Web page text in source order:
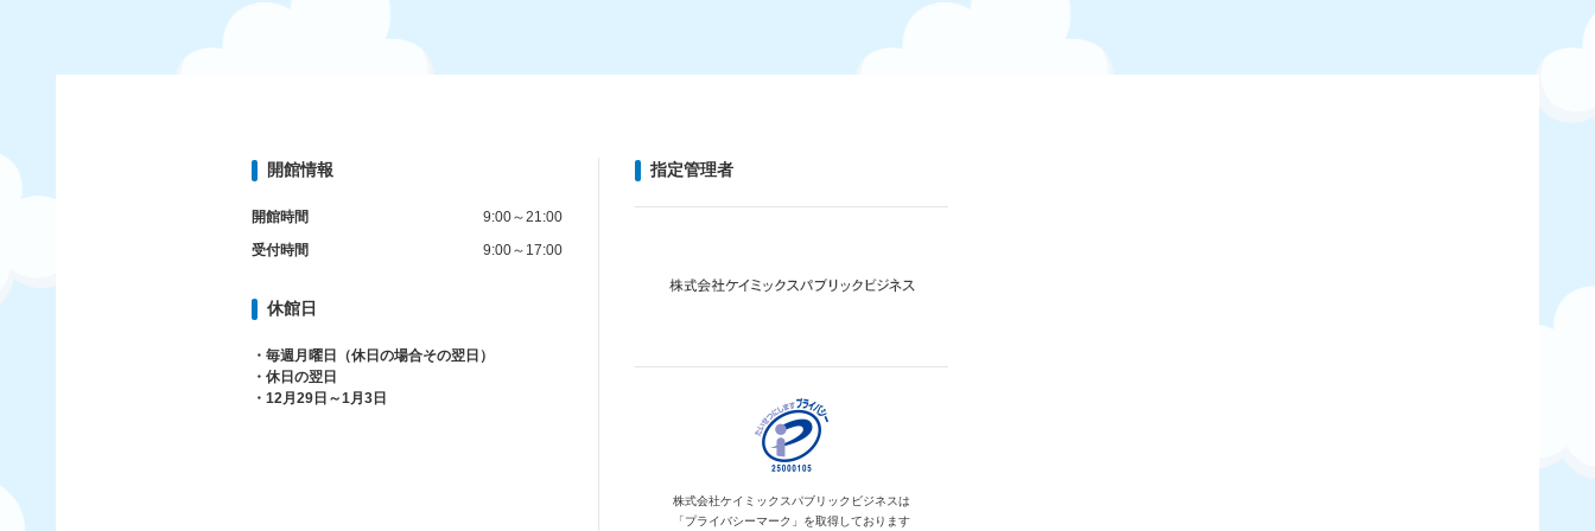
開館情報
開館時間
9:00～21:00
受付時間
9:00～17:00
休館日
・毎週月曜日（休日の場合その翌日）
・休日の翌日
・12月29日～1月3日
指定管理者
株式会社ケイミックスパブリックビジネスは
「プライバシーマーク」を取得しております